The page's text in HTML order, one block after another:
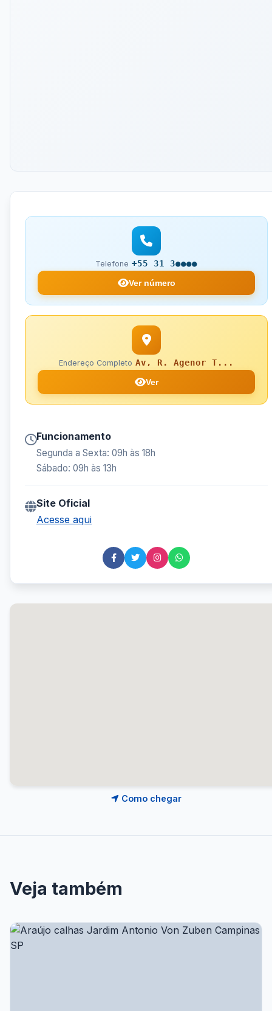
Telefone +55 31 3●●●●
Ver número
Endereço Completo Av, R. Agenor T...
Ver
Funcionamento
Segunda a Sexta: 09h às 18h
Sábado: 09h às 13h
Site Oficial
Acesse aqui
Como chegar
Veja também